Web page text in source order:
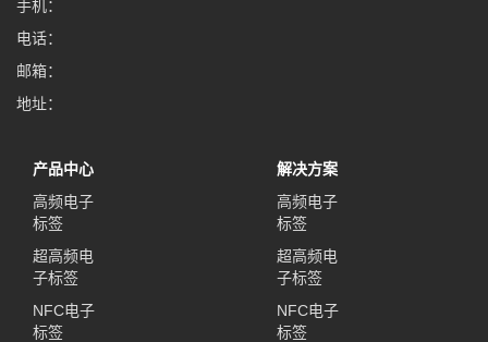
手机：
电话：
邮箱：
地址：
产品中心
高频电子
标签
超高频电
子标签
NFC电子
标签
解决方案
高频电子
标签
超高频电
子标签
NFC电子
标签